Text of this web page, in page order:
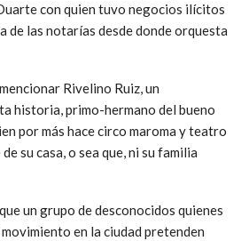
con quien tuvo negocios ilícitos
de las notarías desde donde orquesta
Rivelino Ruiz, un
historia, primo-hermano del bueno
por más hace circo maroma y teatro
su casa, o sea que, ni su familia
un grupo de desconocidos quienes
en la ciudad pretenden